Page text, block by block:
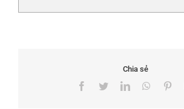
Chia sẻ
Facebook
TwitterLinkedIn